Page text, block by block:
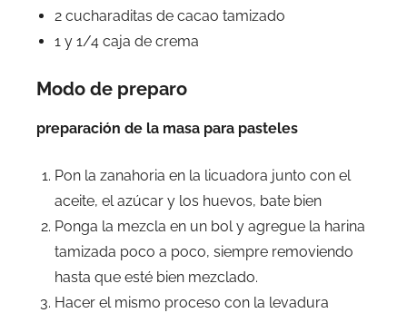
2 cucharaditas de cacao tamizado
1 y 1/4 caja de crema
Modo de preparo
preparación de la masa para pasteles
Pon la zanahoria en la licuadora junto con el
aceite, el azúcar y los huevos, bate bien
Ponga la mezcla en un bol y agregue la harina
tamizada poco a poco, siempre removiendo
hasta que esté bien mezclado.
Hacer el mismo proceso con la levadura